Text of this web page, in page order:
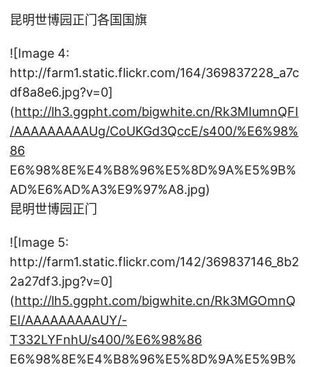
昆明世博园正门各国国旗
![Image 4:
http://farm1.static.flickr.com/164/369837228_a7c
df8a8e6.jpg?v=0]
(http://lh3.ggpht.com/bigwhite.cn/Rk3MIumnQFI
/AAAAAAAAAUg/CoUKGd3QccE/s400/%E6%98%
86
E6%98%8E%E4%B8%96%E5%8D%9A%E5%9B%
AD%E6%AD%A3%E9%97%A8.jpg)
昆明世博园正门
![Image 5:
http://farm1.static.flickr.com/142/369837146_8b2
2a27df3.jpg?v=0]
(http://lh5.ggpht.com/bigwhite.cn/Rk3MGOmnQ
EI/AAAAAAAAAUY/-
T332LYFnhU/s400/%E6%98%86
E6%98%8E%E4%B8%96%E5%8D%9A%E5%9B%